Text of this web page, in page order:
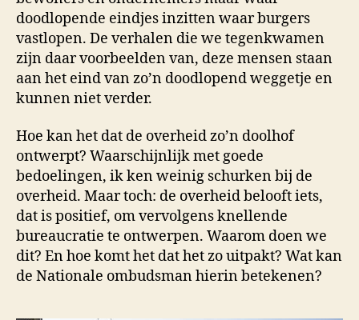
doodlopende eindjes inzitten waar burgers
vastlopen. De verhalen die we tegenkwamen
zijn daar voorbeelden van, deze mensen staan
aan het eind van zo’n doodlopend weggetje en
kunnen niet verder.
Hoe kan het dat de overheid zo’n doolhof
ontwerpt? Waarschijnlijk met goede
bedoelingen, ik ken weinig schurken bij de
overheid. Maar toch: de overheid belooft iets,
dat is positief, om vervolgens knellende
bureaucratie te ontwerpen. Waarom doen we
dit? En hoe komt het dat het zo uitpakt? Wat kan
de Nationale ombudsman hierin betekenen?